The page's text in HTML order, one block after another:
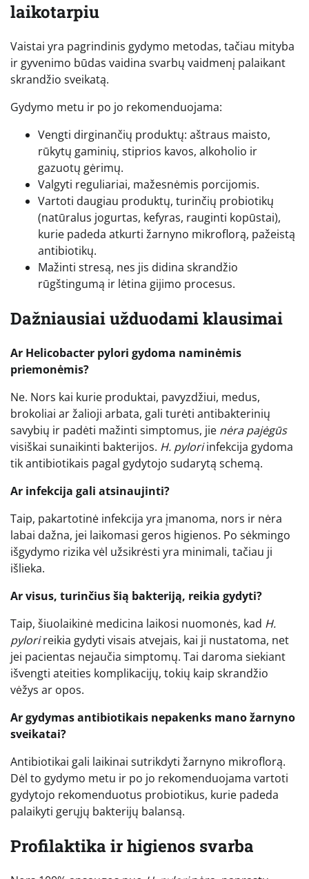
laikotarpiu
Vaistai yra pagrindinis gydymo metodas, tačiau mityba
ir gyvenimo būdas vaidina svarbų vaidmenį palaikant
skrandžio sveikatą.
Gydymo metu ir po jo rekomenduojama:
Vengti dirginančių produktų: aštraus maisto,
rūkytų gaminių, stiprios kavos, alkoholio ir
gazuotų gėrimų.
Valgyti reguliariai, mažesnėmis porcijomis.
Vartoti daugiau produktų, turinčių probiotikų
(natūralus jogurtas, kefyras, rauginti kopūstai),
kurie padeda atkurti žarnyno mikroflorą, pažeistą
antibiotikų.
Mažinti stresą, nes jis didina skrandžio
rūgštingumą ir lėtina gijimo procesus.
Dažniausiai užduodami klausimai
Ar Helicobacter pylori gydoma naminėmis
priemonėmis?
Ne. Nors kai kurie produktai, pavyzdžiui, medus,
brokoliai ar žalioji arbata, gali turėti antibakterinių
savybių ir padėti mažinti simptomus, jie nėra pajėgūs
visiškai sunaikinti bakterijos. H. pyloriinfekcija gydoma
tik antibiotikais pagal gydytojo sudarytą schemą.
Ar infekcija gali atsinaujinti?
Taip, pakartotinė infekcija yra įmanoma, nors ir nėra
labai dažna, jei laikomasi geros higienos. Po sėkmingo
išgydymo rizika vėl užsikrėsti yra minimali, tačiau ji
išlieka.
Ar visus, turinčius šią bakteriją, reikia gydyti?
Taip, šiuolaikinė medicina laikosi nuomonės, kad H.
pylorireikia gydyti visais atvejais, kai ji nustatoma, net
jei pacientas nejaučia simptomų. Tai daroma siekiant
išvengti ateities komplikacijų, tokių kaip skrandžio
vėžys ar opos.
Ar gydymas antibiotikais nepakenks mano žarnyno
sveikatai?
Antibiotikai gali laikinai sutrikdyti žarnyno mikroflorą.
Dėl to gydymo metu ir po jo rekomenduojama vartoti
gydytojo rekomenduotus probiotikus, kurie padeda
palaikyti gerųjų bakterijų balansą.
Profilaktika ir higienos svarba